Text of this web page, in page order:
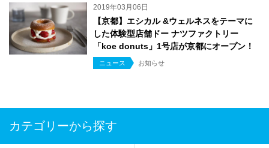
2019年03月06日
【京都】エシカル &ウェルネスをテーマに
した体験型店舗ドー ナツファクトリー
「koe donuts」1号店が京都にオープン！
ニュース お知らせ
カテゴリーから探す